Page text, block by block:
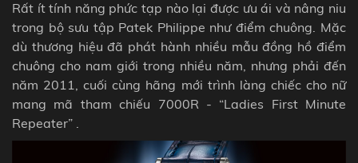
Rất ít tính năng phức tạp nào lại được ưu ái và nâng niu
trong bộ sưu tập Patek Philippe như điểm chuông. Mặc
dù thương hiệu đã phát hành nhiều mẫu đồng hồ điểm
chuông cho nam giới trong nhiều năm, nhưng phải đến
năm 2011, cuối cùng hãng mới trình làng chiếc cho nữ
mang mã tham chiếu 7000R - “Ladies First Minute
Repeater” .